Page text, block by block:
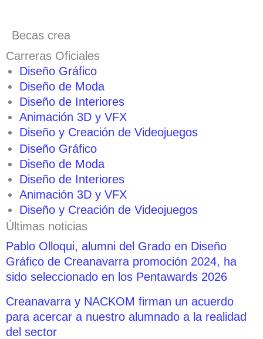
Becas crea
Carreras Oficiales
Diseño Gráfico
Diseño de Moda
Diseño de Interiores
Animación 3D y VFX
Diseño y Creación de Videojuegos
Diseño Gráfico
Diseño de Moda
Diseño de Interiores
Animación 3D y VFX
Diseño y Creación de Videojuegos
Últimas noticias
Pablo Olloqui, alumni del Grado en Diseño
Gráfico de Creanavarra promoción 2024, ha
sido seleccionado en los Pentawards 2026
Creanavarra y NACKOM firman un acuerdo
para acercar a nuestro alumnado a la realidad
del sector